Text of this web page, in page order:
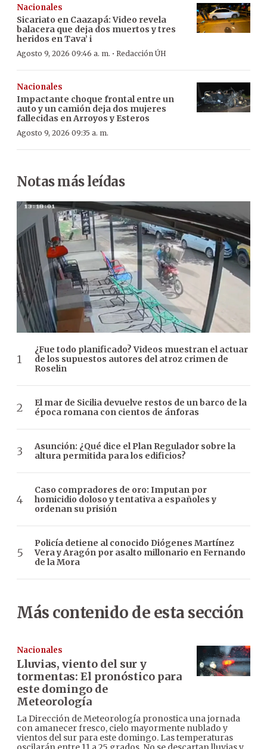
Nacionales
Sicariato en Caazapá: Video revela
balacera que deja dos muertos y tres
heridos en Tava’ i
Agosto 9, 2026 09:46 a. m. · Redacción ÚH
Nacionales
Impactante choque frontal entre un
auto y un camión deja dos mujeres
fallecidas en Arroyos y Esteros
Agosto 9, 2026 09:35 a. m.
Notas más leídas
¿Fue todo planificado? Videos muestran el actuar
de los supuestos autores del atroz crimen de
Roselin
El mar de Sicilia devuelve restos de un barco de la
época romana con cientos de ánforas
Asunción: ¿Qué dice el Plan Regulador sobre la
altura permitida para los edificios?
Caso compradores de oro: Imputan por
homicidio doloso y tentativa a españoles y
ordenan su prisión
Policía detiene al conocido Diógenes Martínez
Vera y Aragón por asalto millonario en Fernando
de la Mora
Más contenido de esta sección
Nacionales
Lluvias, viento del sur y
tormentas: El pronóstico para
este domingo de
Meteorología
La Dirección de Meteorología pronostica una jornada
con amanecer fresco, cielo mayormente nublado y
vientos del sur para este domingo. Las temperaturas